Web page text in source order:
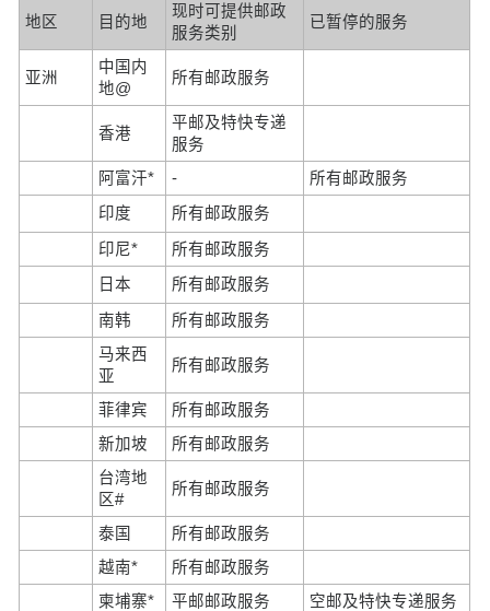
地区 目的地
现时可提供邮政
服务类别
已暂停的服务
亚洲
中国内
地@
所有邮政服务
香港
平邮及特快专递
服务
阿富汗*
-
所有邮政服务
印度
所有邮政服务
印尼*
所有邮政服务
日本
所有邮政服务
南韩
所有邮政服务
马来西
亚
所有邮政服务
菲律宾
所有邮政服务
新加坡
所有邮政服务
台湾地
区#
所有邮政服务
泰国
所有邮政服务
越南*
所有邮政服务
柬埔寨*
平邮邮政服务
空邮及特快专递服务